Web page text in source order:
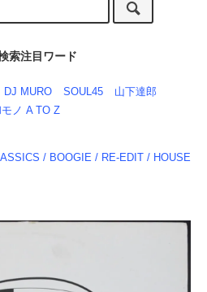
索注目ワード
DJ MURO SOUL45
山下達郎
ノ A TO Z
/ BOOGIE / RE-EDIT / HOUSE